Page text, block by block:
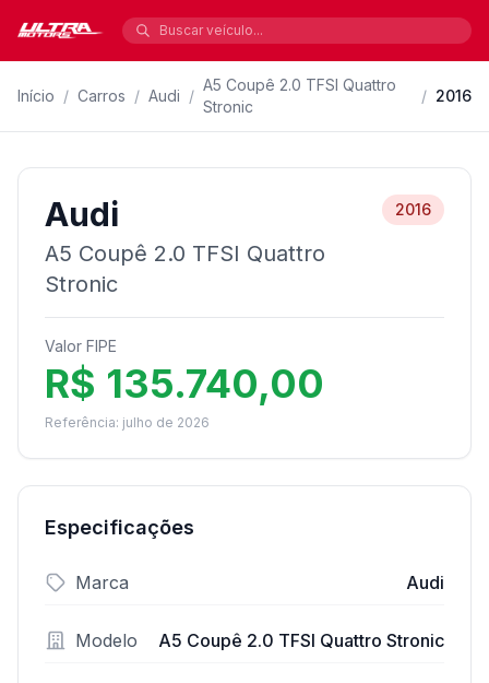
Início / Carros / Audi /
A5 Coupê 2.0 TFSI Quattro
Stronic
/ 2016
Audi
A5 Coupê 2.0 TFSI Quattro
Stronic
2016
Valor FIPE
R$ 135.740,00
Referência: julho de 2026
Especificações
Marca Audi
Modelo A5 Coupê 2.0 TFSI Quattro Stronic